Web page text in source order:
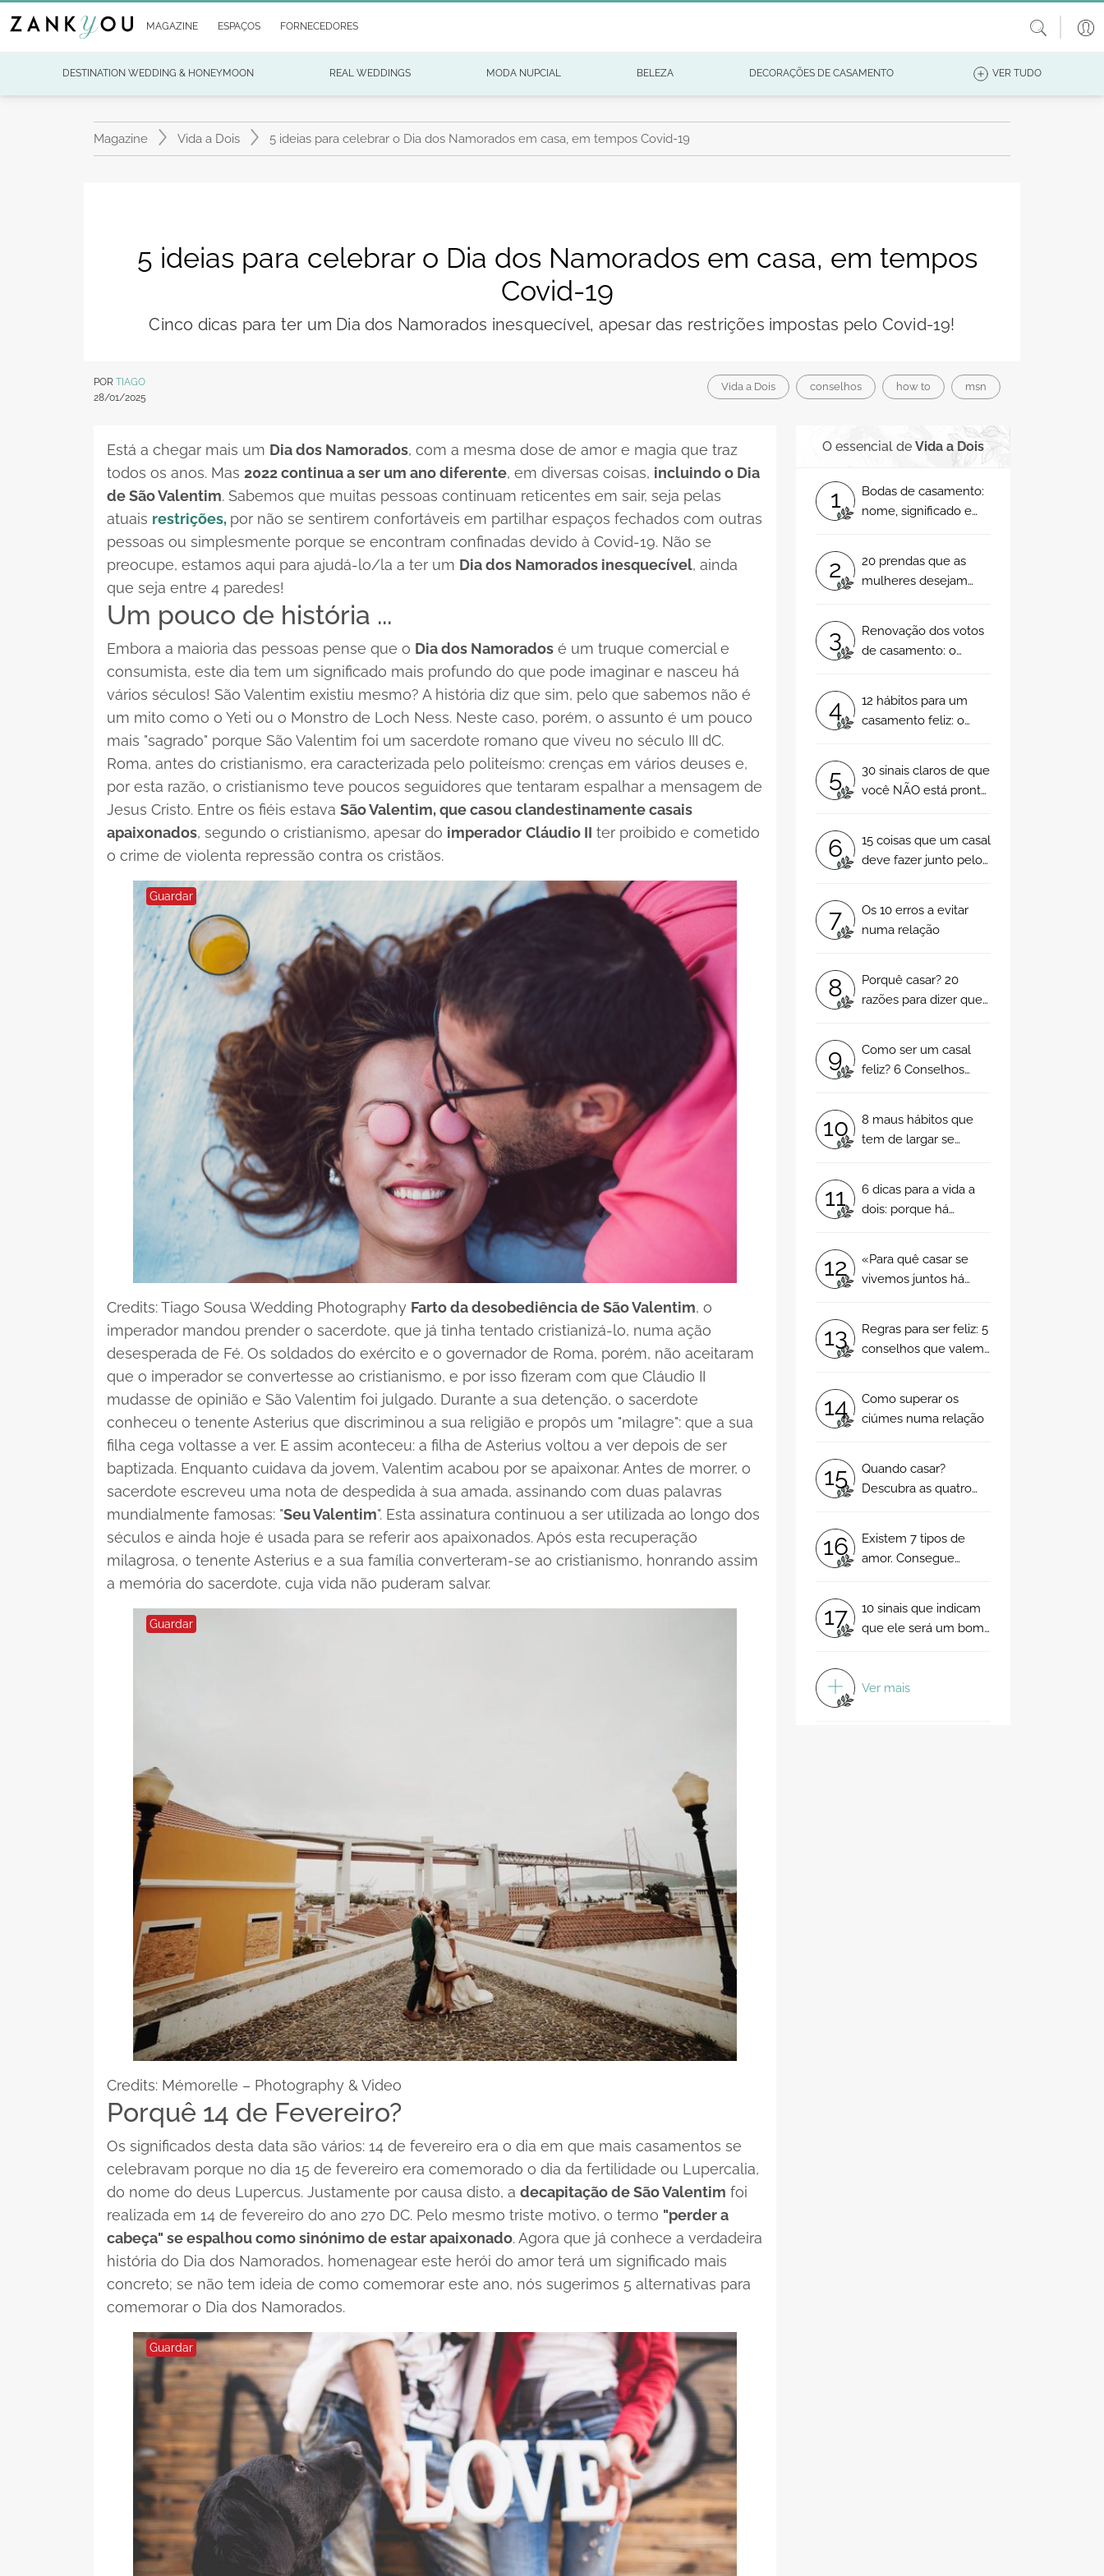
MAGAZINE ESPAÇOS FORNECEDORES
DESTINATION WEDDING & HONEYMOON REAL WEDDINGS MODA NUPCIAL BELEZA DECORAÇÕES DE CASAMENTO VER TUDO
Magazine Vida a Dois 5 ideias para celebrar o Dia dos Namorados em casa, em tempos Covid-19
5 ideias para celebrar o Dia dos Namorados em casa, em tempos
Covid-19
Cinco dicas para ter um Dia dos Namorados inesquecível, apesar das restrições impostas pelo Covid-19!
POR TIAGO
28/01/2025
Vida a Dois conselhos how to msn
Está a chegar mais um Dia dos Namorados, com a mesma dose de amor e magia que traz
todos os anos. Mas 2022 continua a ser um ano diferente, em diversas coisas, incluindo o Dia
de São Valentim. Sabemos que muitas pessoas continuam reticentes em sair, seja pelas
atuais restrições, por não se sentirem confortáveis em partilhar espaços fechados com outras
pessoas ou simplesmente porque se encontram confinadas devido à Covid-19. Não se
preocupe, estamos aqui para ajudá-lo/la a ter um Dia dos Namorados inesquecível, ainda
que seja entre 4 paredes!
Um pouco de história ...
Embora a maioria das pessoas pense que o Dia dos Namorados é um truque comercial e
consumista, este dia tem um significado mais profundo do que pode imaginar e nasceu há
vários séculos! São Valentim existiu mesmo? A história diz que sim, pelo que sabemos não é
um mito como o Yeti ou o Monstro de Loch Ness. Neste caso, porém, o assunto é um pouco
mais "sagrado" porque São Valentim foi um sacerdote romano que viveu no século III dC.
Roma, antes do cristianismo, era caracterizada pelo politeísmo: crenças em vários deuses e,
por esta razão, o cristianismo teve poucos seguidores que tentaram espalhar a mensagem de
Jesus Cristo. Entre os fiéis estava São Valentim, que casou clandestinamente casais
apaixonados, segundo o cristianismo, apesar do imperador Cláudio II ter proibido e cometido
o crime de violenta repressão contra os cristãos.
Guardar
Credits: Tiago Sousa Wedding Photography Farto da desobediência de São Valentim, o
imperador mandou prender o sacerdote, que já tinha tentado cristianizá-lo, numa ação
desesperada de Fé. Os soldados do exército e o governador de Roma, porém, não aceitaram
que o imperador se convertesse ao cristianismo, e por isso fizeram com que Cláudio II
mudasse de opinião e São Valentim foi julgado. Durante a sua detenção, o sacerdote
conheceu o tenente Asterius que discriminou a sua religião e propôs um "milagre": que a sua
filha cega voltasse a ver. E assim aconteceu: a filha de Asterius voltou a ver depois de ser
baptizada. Enquanto cuidava da jovem, Valentim acabou por se apaixonar. Antes de morrer, o
sacerdote escreveu uma nota de despedida à sua amada, assinando com duas palavras
mundialmente famosas: "Seu Valentim". Esta assinatura continuou a ser utilizada ao longo dos
séculos e ainda hoje é usada para se referir aos apaixonados. Após esta recuperação
milagrosa, o tenente Asterius e a sua família converteram-se ao cristianismo, honrando assim
a memória do sacerdote, cuja vida não puderam salvar.
Guardar
Credits: Mémorelle – Photography & Video
Porquê 14 de Fevereiro?
Os significados desta data são vários: 14 de fevereiro era o dia em que mais casamentos se
celebravam porque no dia 15 de fevereiro era comemorado o dia da fertilidade ou Lupercalia,
do nome do deus Lupercus. Justamente por causa disto, a decapitação de São Valentim foi
realizada em 14 de fevereiro do ano 270 DC. Pelo mesmo triste motivo, o termo "perder a
cabeça" se espalhou como sinónimo de estar apaixonado. Agora que já conhece a verdadeira
história do Dia dos Namorados, homenagear este herói do amor terá um significado mais
concreto; se não tem ideia de como comemorar este ano, nós sugerimos 5 alternativas para
comemorar o Dia dos Namorados.
Guardar
O essencial de Vida a Dois
1
Bodas de casamento:
nome, significado e
2
20 prendas que as
mulheres desejam
3
Renovação dos votos
de casamento: o
4
12 hábitos para um
casamento feliz: o
5
30 sinais claros de que
você NÃO está pronta
6
15 coisas que um casal
deve fazer junto pelo
7
Os 10 erros a evitar
numa relação
8
Porquê casar? 20
razões para dizer que
9
Como ser um casal
feliz? 6 Conselhos
10
8 maus hábitos que
tem de largar se
11
6 dicas para a vida a
dois: porque há
12
«Para quê casar se
vivemos juntos há
esta grande decisão!
13
Regras para ser feliz: 5
conselhos que valem
14
Como superar os
ciúmes numa relação
15
Quando casar?
Descubra as quatro
16
Existem 7 tipos de
amor. Consegue
17
10 sinais que indicam
que ele será um bom
Ver mais